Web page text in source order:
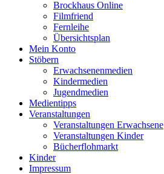
Brockhaus Online
Filmfriend
Fernleihe
Übersichtsplan
Mein Konto
Stöbern
Erwachsenenmedien
Kindermedien
Jugendmedien
Medientipps
Veranstaltungen
Veranstaltungen Erwachsene
Veranstaltungen Kinder
Bücherflohmarkt
Kinder
Impressum